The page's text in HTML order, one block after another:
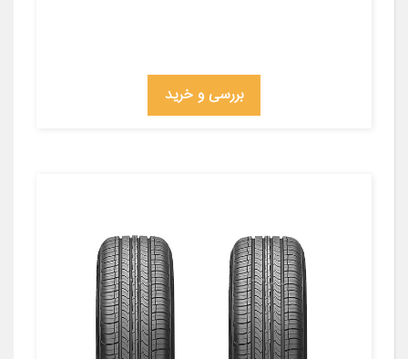
بررسی و خرید